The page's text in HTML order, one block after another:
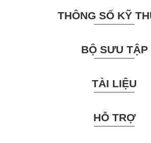
THÔNG SỐ KỸ
BỘ SƯU TẬP
TÀI LIỆU
HỖ TRỢ